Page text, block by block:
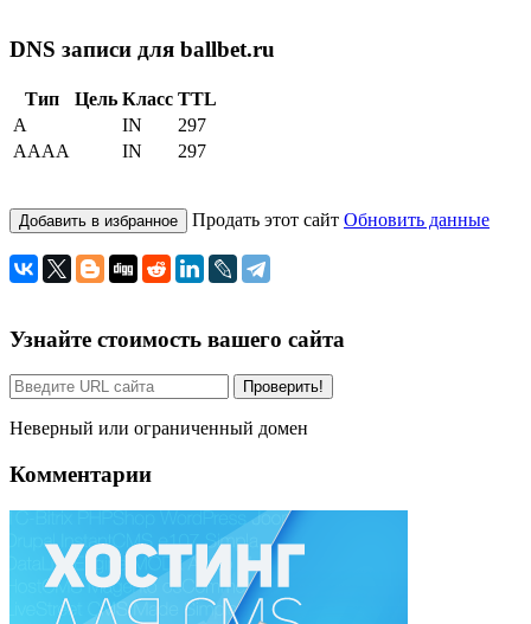
DNS записи для ballbet.ru
Тип Цель Класс TTL
A
IN
297
AAAA
IN 297
Добавить в избранное Продать этот сайт Обновить данные
Узнайте стоимость вашего сайта
Проверить!
Неверный или ограниченный домен
Комментарии